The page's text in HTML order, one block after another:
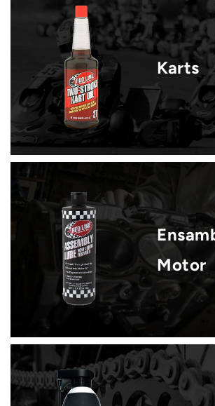
Karts
Motor